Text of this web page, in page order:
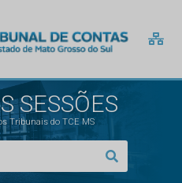
SESSÕES
Tribunais do TCE MS